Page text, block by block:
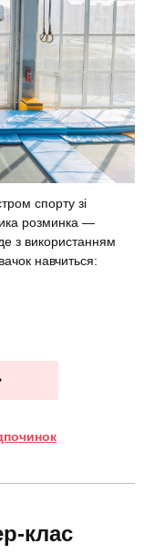
спорту зі
розминка —
з використанням
навчиться:
клас